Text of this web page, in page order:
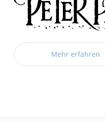
Mehr erfahren